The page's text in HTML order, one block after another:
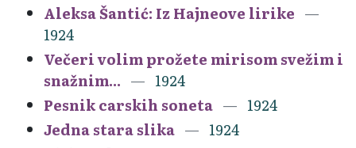
Aleksa Šantić: Iz Hajneove lirike
1924
Večeri volim prožete mirisom svežim i
snažnim...
1924
Pesnik carskih soneta
1924
Jedna stara slika
1924